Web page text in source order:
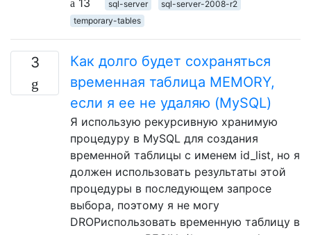
13
sql-server
sql-server-2008-r2
temporary-tables
3
Как долго будет сохраняться
временная таблица MEMORY,
если я ее не удаляю (MySQL)
Я использую рекурсивную хранимую
процедуру в MySQL для создания
временной таблицы с именем id_list, но я
должен использовать результаты этой
процедуры в последующем запросе
выбора, поэтому я не могу
DROPиспользовать временную таблицу в